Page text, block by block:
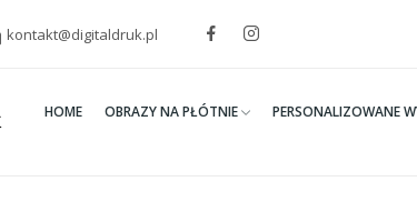
kontakt@digitaldruk.pl
HOME OBRAZY NA PŁÓTNIE PERSONALIZOWANE